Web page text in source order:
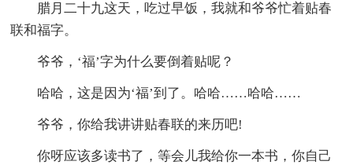
腊月二十九这天，吃过早饭，我就和爷爷忙着贴春
联和福字。
爷爷，‘福’字为什么要倒着贴呢？
哈哈，这是因为‘福’到了。哈哈……哈哈……
爷爷，你给我讲讲贴春联的来历吧!
你呀应该多读书了，等会儿我给你一本书，你自己